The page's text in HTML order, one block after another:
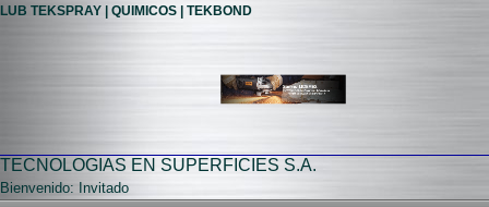
LUB TEKSPRAY | QUIMICOS | TEKBOND
TECNOLOGIAS EN SUPERFICIES S.A.
Bienvenido: Invitado